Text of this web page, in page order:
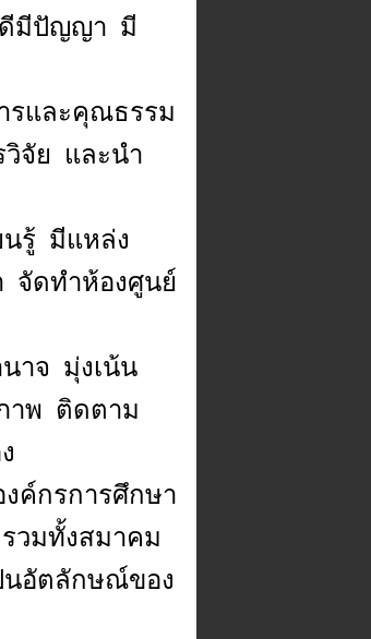
ดีมีปัญญา มี
รและคุณธรรม
วิจัย และนำ
นรู้ มีแหล่ง
จัดทำห้องศูนย์
าจ มุ่งเน้น
าพ ติดตาม
ค์กรการศึกษา
วมทั้งสมาคม
นอัตลักษณ์ของ